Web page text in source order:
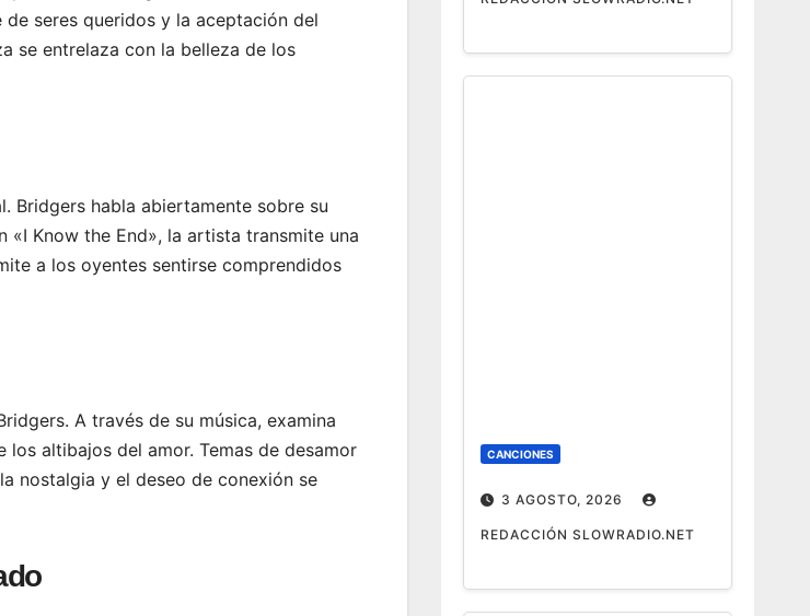
seres queridos y la aceptación del
se entrelaza con la belleza de los
Bridgers habla abiertamente sobre su
«I Know the End», la artista transmite una
a los oyentes sentirse comprendidos
A través de su música, examina
altibajos del amor. Temas de desamor
nostalgia y el deseo de conexión se
CANCIONES
3 AGOSTO, 2026
REDACCIÓN SLOWRADIO.NET